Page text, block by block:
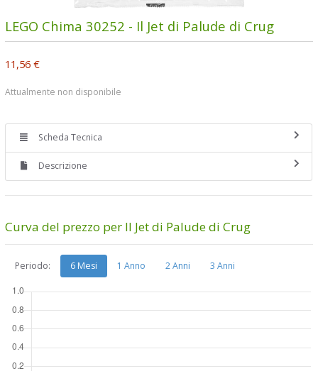
LEGO Chima 30252 - Il Jet di Palude di Crug
11,56 €
Attualmente non disponibile
Scheda Tecnica
Descrizione
Curva del prezzo per Il Jet di Palude di Crug
Periodo: 6 Mesi 1 Anno 2 Anni 3 Anni